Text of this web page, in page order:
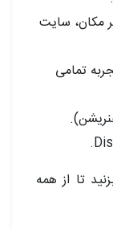
مکان، سایت
تمامی
تا از همه